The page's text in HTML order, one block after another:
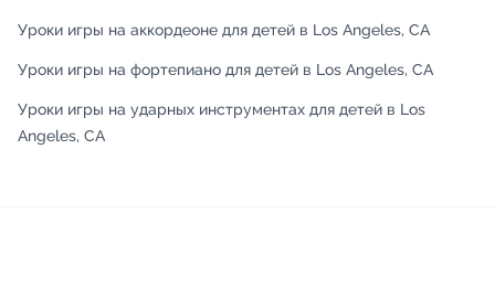
Уроки игры на аккордеоне для детей в Los Angeles, CA
Уроки игры на фортепиано для детей в Los Angeles, CA
Уроки игры на ударных инструментах для детей в Los
Angeles, CA